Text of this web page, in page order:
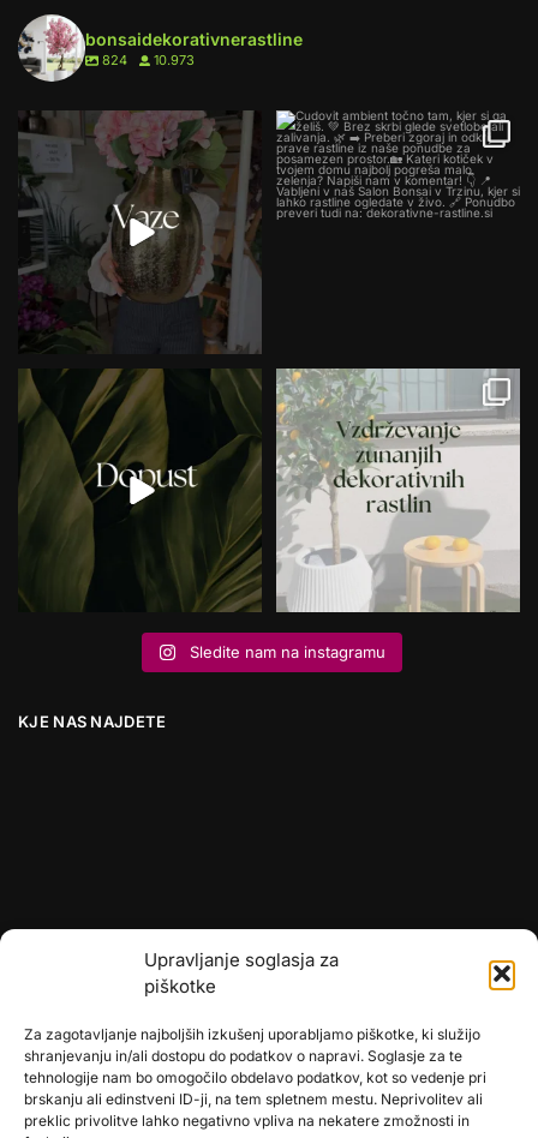
Upravljanje soglasja za
piškotke
Za zagotavljanje najboljših izkušenj uporabljamo piškotke, ki služijo
shranjevanju in/ali dostopu do podatkov o napravi. Soglasje za te
tehnologije nam bo omogočilo obdelavo podatkov, kot so vedenje pri
brskanju ali edinstveni ID-ji, na tem spletnem mestu. Neprivolitev ali
preklic privolitve lahko negativno vpliva na nekatere zmožnosti in
bonsaidekorativnerastline
824 10.973
Sledite nam na instagramu
KJE NAS NAJDETE